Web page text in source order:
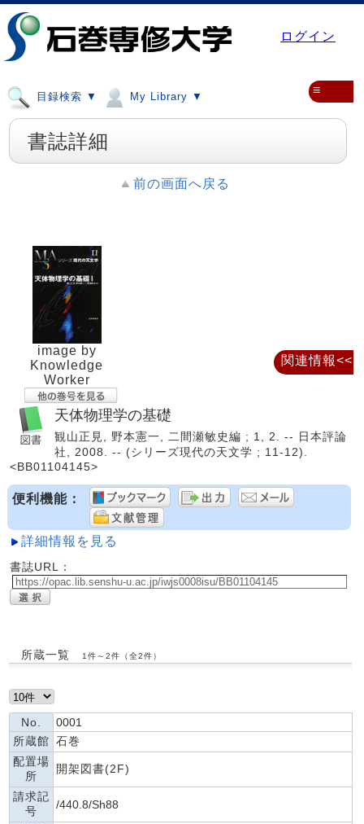
ログイン
目録検索 ▼ My Library ▼ ≡
書誌詳細
前の画面へ戻る
image by
Knowledge
Worker
天体物理学の基礎
観山正見, 野本憲一, 二間瀬敏史編 ; 1, 2. -- 日本評論
社, 2008. -- (シリーズ現代の天文学 ; 11-12).
<BB01104145>
便利機能：
詳細情報を見る
書誌URL：
所蔵一覧 1件～2件（全2件）
No.
0001
所蔵館 石巻
配置場
所
開架図書(2F)
請求記
号
/440.8/Sh88
関連情報<<